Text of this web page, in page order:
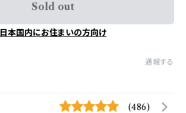
Sold out
日本国内にお住まいの方向け
通報する
(486)